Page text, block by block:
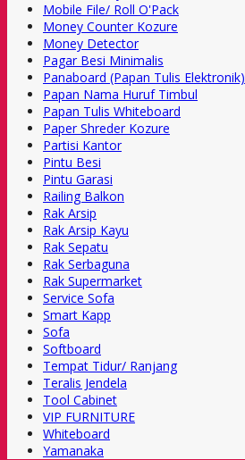
Mobile File/ Roll O'Pack
Money Counter Kozure
Money Detector
Pagar Besi Minimalis
Panaboard (Papan Tulis Elektronik)
Papan Nama Huruf Timbul
Papan Tulis Whiteboard
Paper Shreder Kozure
Partisi Kantor
Pintu Besi
Pintu Garasi
Railing Balkon
Rak Arsip
Rak Arsip Kayu
Rak Sepatu
Rak Serbaguna
Rak Supermarket
Service Sofa
Smart Kapp
Sofa
Softboard
Tempat Tidur/ Ranjang
Teralis Jendela
Tool Cabinet
VIP FURNITURE
Whiteboard
Yamanaka